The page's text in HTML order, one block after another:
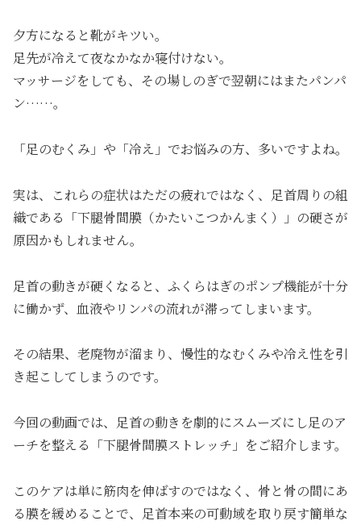
夕方になると靴がキツい。
足先が冷えて夜なかなか寝付けない。
マッサージをしても、その場しのぎで翌朝にはまたパンパ
ン……。
「足のむくみ」や「冷え」でお悩みの方、多いですよね。
実は、これらの症状はただの疲れではなく、足首周りの組
織である「下腿骨間膜（かたいこつかんまく）」の硬さが
原因かもしれません。
足首の動きが硬くなると、ふくらはぎのポンプ機能が十分
に働かず、血液やリンパの流れが滞ってしまいます。
その結果、老廃物が溜まり、慢性的なむくみや冷え性を引
き起こしてしまうのです。
今回の動画では、足首の動きを劇的にスムーズにし足のア
ーチを整える「下腿骨間膜ストレッチ」をご紹介します。
このケアは単に筋肉を伸ばすのではなく、骨と骨の間にあ
る膜を緩めることで、足首本来の可動域を取り戻す簡単な